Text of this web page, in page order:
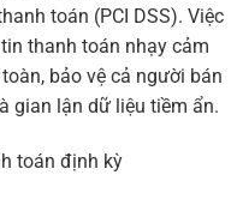
toán (PCI DSS). Việc
thanh toán nhạy cảm
bảo vệ cả người bán
gian lận dữ liệu tiềm ẩn.
toán định kỳ